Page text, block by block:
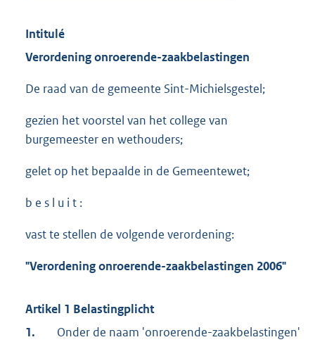
Intitulé
Verordening onroerende-zaakbelastingen
De raad van de gemeente Sint-Michielsgestel;
gezien het voorstel van het college van
burgemeester en wethouders;
gelet op het bepaalde in de Gemeentewet;
b e s l u i t :
vast te stellen de volgende verordening:
"Verordening onroerende-zaakbelastingen 2006"
Artikel 1 Belastingplicht
1.
Onder de naam 'onroerende-zaakbelastingen'